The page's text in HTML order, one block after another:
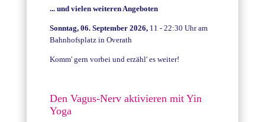
... und vielen weiteren Angeboten
Sonntag, 06. September 2026,11 - 22:30 Uhr am
Bahnhofsplatz in Overath
Komm' gern vorbei und erzähl' es weiter!
Den Vagus-Nerv aktivieren mit Yin
Yoga